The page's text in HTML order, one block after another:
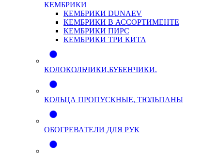
КЕМБРИКИ
КЕМБРИКИ DUNAEV
КЕМБРИКИ В АССОРТИМЕНТЕ
КЕМБРИКИ ПИРС
КЕМБРИКИ ТРИ КИТА
КОЛОКОЛЬЧИКИ,БУБЕНЧИКИ.
КОЛЬЦА ПРОПУСКНЫЕ, ТЮЛЬПАНЫ
ОБОГРЕВАТЕЛИ ДЛЯ РУК